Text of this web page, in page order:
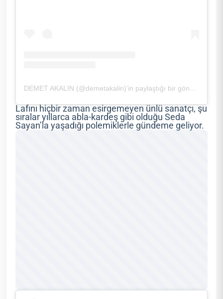
Lafını hiçbir zaman esirgemeyen ünlü sanatçı, şu
sıralar yıllarca abla-kardeş gibi olduğu Seda
Sayan’la yaşadığı polemiklerle gündeme geliyor.